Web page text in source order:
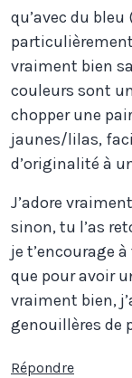
qu’avec du
vraiment bien
couleurs sont
chopper une
jaunes/lilas,
d’originalité à
J’adore
sinon, tu l’as
je t’encourage
que pour avoir
vraiment bien,
genouillères de
Répondre